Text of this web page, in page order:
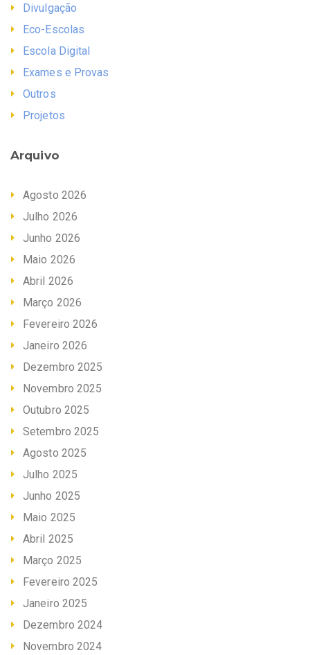
Divulgação
Eco-Escolas
Escola Digital
Exames e Provas
Outros
Projetos
Arquivo
Agosto 2026
Julho 2026
Junho 2026
Maio 2026
Abril 2026
Março 2026
Fevereiro 2026
Janeiro 2026
Dezembro 2025
Novembro 2025
Outubro 2025
Setembro 2025
Agosto 2025
Julho 2025
Junho 2025
Maio 2025
Abril 2025
Março 2025
Fevereiro 2025
Janeiro 2025
Dezembro 2024
Novembro 2024